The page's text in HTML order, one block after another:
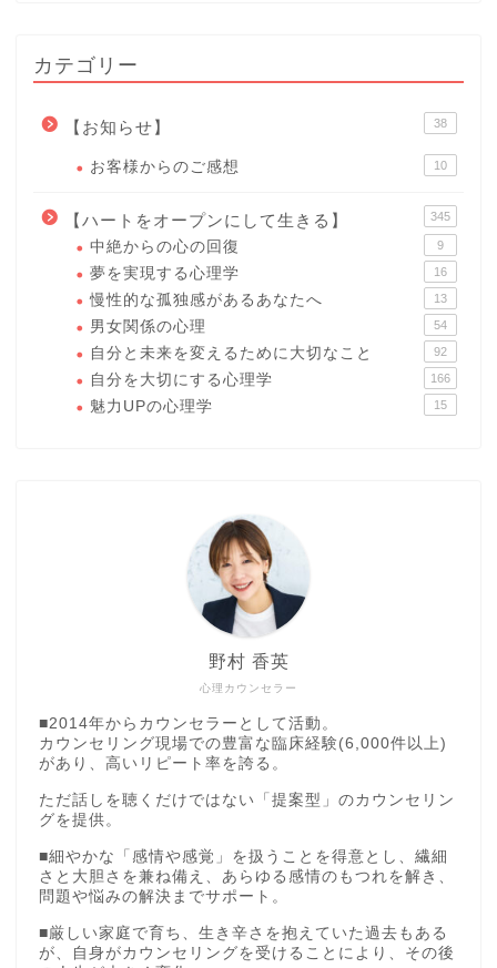
カテゴリー
【お知らせ】 38
お客様からのご感想 10
【ハートをオープンにして生きる】 345
中絶からの心の回復 9
夢を実現する心理学 16
慢性的な孤独感があるあなたへ 13
男女関係の心理 54
自分と未来を変えるために大切なこと 92
自分を大切にする心理学 166
魅力UPの心理学 15
心理カウンセラー
野村 香英
■2014年からカウンセラーとして活動。
カウンセリング現場での豊富な臨床経験(6,000件以上)
があり、高いリピート率を誇る。
ただ話しを聴くだけではない「提案型」のカウンセリン
グを提供。
■細やかな「感情や感覚」を扱うことを得意とし、繊細
さと大胆さを兼ね備え、あらゆる感情のもつれを解き、
問題や悩みの解決までサポート。
■厳しい家庭で育ち、生き辛さを抱えていた過去もある
が、自身がカウンセリングを受けることにより、その後